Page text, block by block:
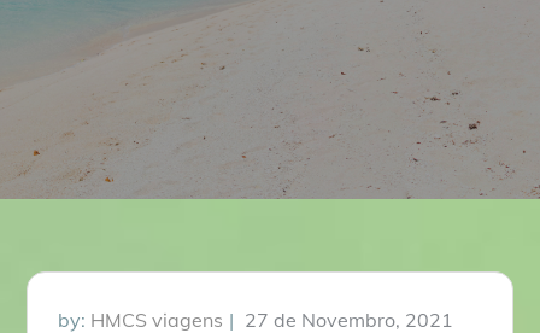
by: HMCS viagens
Posted
27 de Novembro, 2021